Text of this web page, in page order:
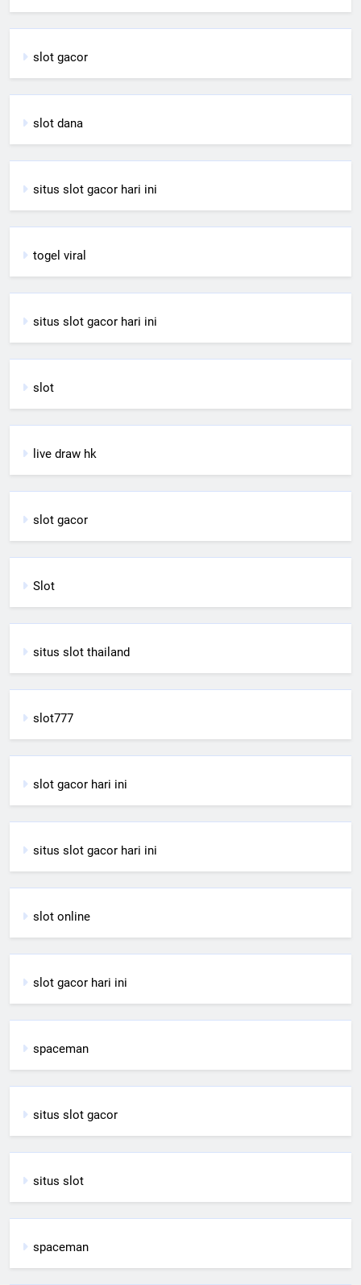
slot gacor
slot dana
situs slot gacor hari ini
togel viral
situs slot gacor hari ini
slot
live draw hk
slot gacor
Slot
situs slot thailand
slot777
slot gacor hari ini
situs slot gacor hari ini
slot online
slot gacor hari ini
spaceman
situs slot gacor
situs slot
spaceman